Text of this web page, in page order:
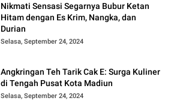
Nikmati Sensasi Segarnya Bubur Ketan
Hitam dengan Es Krim, Nangka, dan
Durian
Selasa, September 24, 2024
Angkringan Teh Tarik Cak E: Surga Kuliner
di Tengah Pusat Kota Madiun
Selasa, September 24, 2024